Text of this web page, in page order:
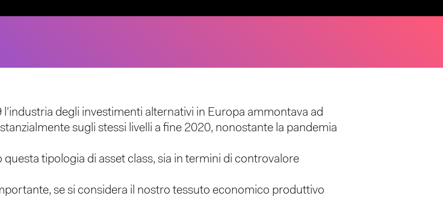
degli investimenti alternativi in Europa ammontava ad
sugli stessi livelli a fine 2020, nonostante la pandemia
questa tipologia di asset class, sia in termini di controvalore
se si considera il nostro tessuto economico produttivo